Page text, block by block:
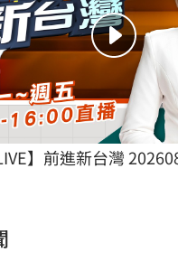
】前進新台灣